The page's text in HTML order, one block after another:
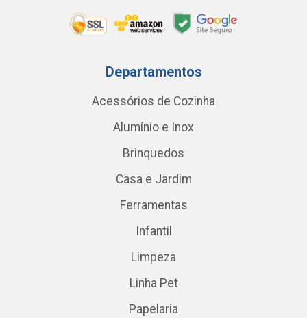
Departamentos
Acessórios de Cozinha
Alumínio e Inox
Brinquedos
Casa e Jardim
Ferramentas
Infantil
Limpeza
Linha Pet
Papelaria